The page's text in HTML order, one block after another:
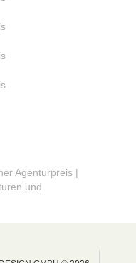
Agenturpreis |
und